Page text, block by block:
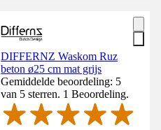
DIFFERNZ Waskom Ruz
beton ø25 cm mat grijs
Gemiddelde beoordeling: 5
van 5 sterren. 1 Beoordeling.